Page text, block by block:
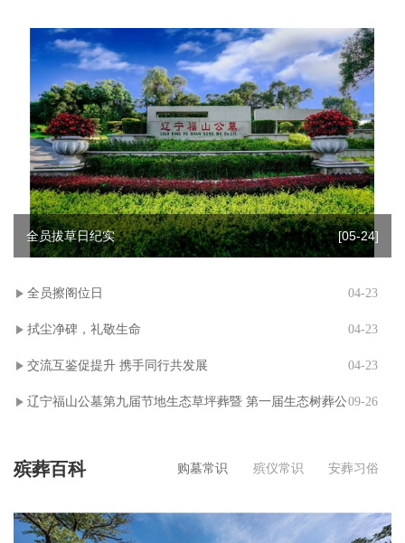
全员拔草日纪实 [05-24]
04-23
全员擦阁位日
04-23
拭尘净碑，礼敬生命
04-23
交流互鉴促提升 携手同行共发展
09-26
辽宁福山公墓第九届节地生态草坪葬暨 第一届生态树葬公
殡葬百科 购墓常识 殡仪常识 安葬习俗